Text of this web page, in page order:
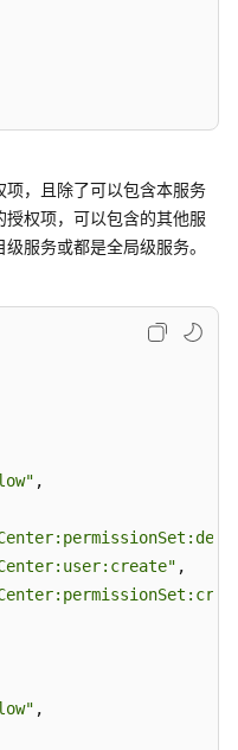
，且除了可以包含本服务
权项，可以包含的其他服
服务或都是全局级服务。
,
,
,